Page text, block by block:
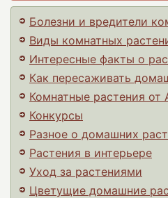
Болезни и вредители
Виды комнатных
Интересные факты о
Как пересаживать
Комнатные растения от
Конкурсы
Разное о домашних
Растения в интерьере
Уход за растениями
Цветущие домашние